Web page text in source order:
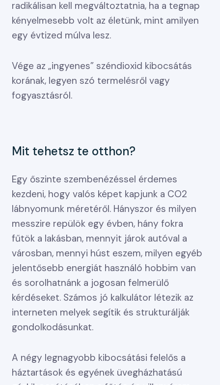
radikálisan kell megváltoztatnia, ha a tegnap
kényelmesebb volt az életünk, mint amilyen
egy évtized múlva lesz.
Vége az „ingyenes” széndioxid kibocsátás
korának, legyen szó termelésről vagy
fogyasztásról.
Mit tehetsz te otthon?
Egy őszinte szembenézéssel érdemes
kezdeni, hogy valós képet kapjunk a CO2
lábnyomunk méretéről. Hányszor és milyen
messzire repülök egy évben, hány fokra
fűtök a lakásban, mennyit járok autóval a
városban, mennyi húst eszem, milyen egyéb
jelentősebb energiát használó hobbim van
és sorolhatnánk a jogosan felmerülő
kérdéseket. Számos jó kalkulátor létezik az
interneten melyek segítik és strukturálják
gondolkodásunkat.
A négy legnagyobb kibocsátási felelős a
háztartások és egyének üvegházhatású